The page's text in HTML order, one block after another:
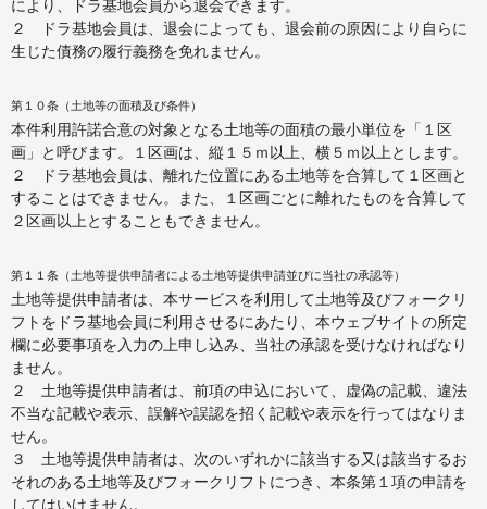
により、ドラ基地会員から退会できます。
２ ドラ基地会員は、退会によっても、退会前の原因により自らに
生じた債務の履行義務を免れません。
第１０条（土地等の面積及び条件）
本件利用許諾合意の対象となる土地等の面積の最小単位を「１区
画」と呼びます。１区画は、縦１５ｍ以上、横５ｍ以上とします。
２ ドラ基地会員は、離れた位置にある土地等を合算して１区画と
することはできません。また、１区画ごとに離れたものを合算して
２区画以上とすることもできません。
第１１条（土地等提供申請者による土地等提供申請並びに当社の承認等）
土地等提供申請者は、本サービスを利用して土地等及びフォークリ
フトをドラ基地会員に利用させるにあたり、本ウェブサイトの所定
欄に必要事項を入力の上申し込み、当社の承認を受けなければなり
ません。
２ 土地等提供申請者は、前項の申込において、虚偽の記載、違法
不当な記載や表示、誤解や誤認を招く記載や表示を行ってはなりま
せん。
３ 土地等提供申請者は、次のいずれかに該当する又は該当するお
それのある土地等及びフォークリフトにつき、本条第１項の申請を
してはいけません。